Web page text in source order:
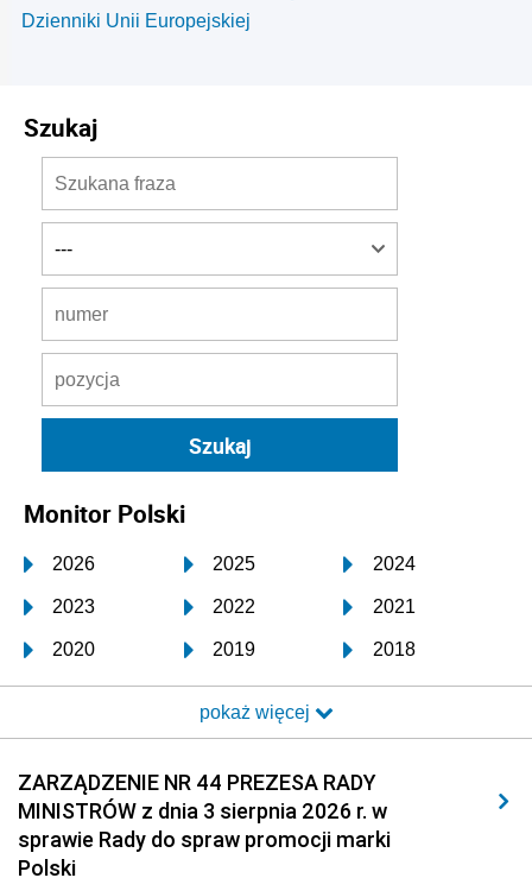
Dzienniki Unii Europejskiej
Szukaj
Monitor Polski
2026 2025 2024
2023 2022 2021
2020 2019 2018
2017 2016 2015
2014 2013 2012
2011 2010 2009
2008 2007 2006
2005
pokaż więcej
ZARZĄDZENIE NR 44 PREZESA RADY
MINISTRÓW z dnia 3 sierpnia 2026 r. w
sprawie Rady do spraw promocji marki
Polski